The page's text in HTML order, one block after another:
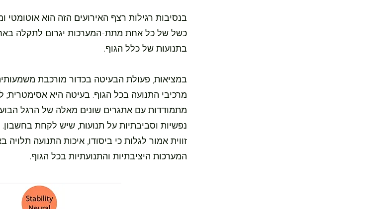
בנסיבות רגילות רצף האירועים הזה הוא
כשל של כל אחת מתת-המערכות יגרום לתקלה
בתנועות של כלל הגוף.
במציאות, פעולת הבעיטה בכדור מורכבת
מרכיבי התנועה בכל הגוף. בעיטה היא אסימטרית;
מתמודדות עם אתגרים שונים מאלה של הרגל
נפשיות וסביבתיות על תנועות, שיש לקחת
זווית אמור לגלות כי ביסודו, איכות התנועה תלויה
המערכות היציבתיות והתנועתיות בכל הגוף.